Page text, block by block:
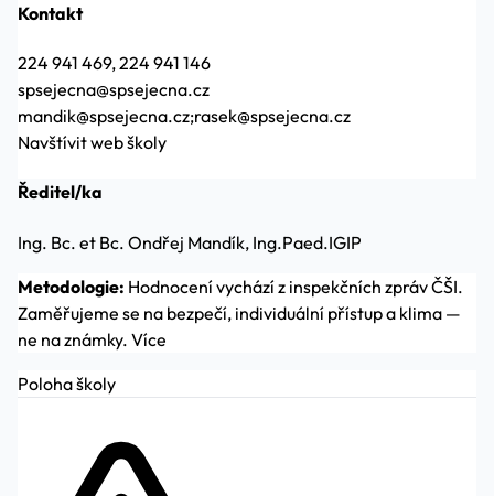
Kontakt
224 941 469, 224 941 146
spsejecna@spsejecna.cz
mandik@spsejecna.cz;rasek@spsejecna.cz
Navštívit web školy
Ředitel/ka
Ing. Bc. et Bc. Ondřej Mandík, Ing.Paed.IGIP
Metodologie: Hodnocení vychází z inspekčních zpráv ČŠI.
Zaměřujeme se na bezpečí, individuální přístup a klima —
ne na známky. Více
Poloha školy